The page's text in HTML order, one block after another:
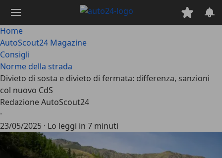
contenuto
principale
Home
AutoScout24 Magazine
Consigli
Norme della strada
Divieto di sosta e divieto di fermata: differenza, sanzioni
col nuovo CdS
Redazione AutoScout24
·
23/05/2025 · Lo leggi in 7 minuti